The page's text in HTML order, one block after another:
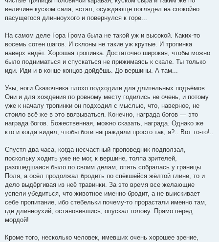
величине куском сала, встал, осуждающе поглядел на спокойно
пасущегося длинноухого и повернулся к горе...
На самом деле Гора Грома была не такой уж и высокой. Каких-то
восемь сотен шагов. И склоны не такие уж крутые. И тропинка
наверх ведёт. Хорошая тропинка. Достаточно широкая, чтобы можно
было подниматься и спускаться не прижимаясь к скале. Ты только
иди. Иди и в конце концов дойдёшь. До вершины. А там...
Увы, ноги Сказочника плохо подходили для длительных подъёмов.
Они и для хождения по ровному месту годились не очень, и потому
уже к началу тропинки он подходил с мыслью, что, наверное, не
стоило всё же в это ввязываться. Конечно, награда богов — это
награда богов. Божественная, можно сказать, награда. Однако же
кто и когда видел, чтобы боги награждали просто так, а?.. Вот то-то!..
Спустя два часа, когда несчастный проповедник подползал,
поскольку ходить уже не мог, к вершине, толпа зрителей,
разошедшаяся было по своим делам, опять собралась у границы
Поля, а осёл продолжал бродить по спёкшейся жёлтой глине, то и
дело выдёргивая из неё травинки. За это время все желающие
успели убедиться, что животное именно бродит, а не выискивает
себе пропитание, ибо стебельки почему-то прорастали именно там,
где длинноухий, остановившись, опускал голову. Прямо перед
мордой!
Кроме того, несколько человек, имевших очень хорошее зрение,